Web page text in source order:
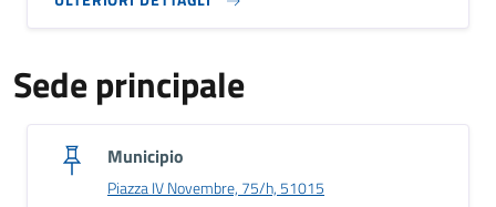
Sede principale
Municipio
Piazza IV Novembre, 75/h, 51015